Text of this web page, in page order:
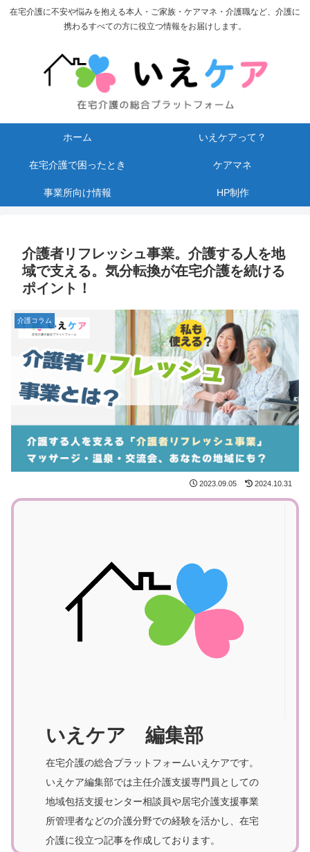
在宅介護に不安や悩みを抱える本人・ご家族・ケアマネ・介護職など、介護に
携わるすべての方に役立つ情報をお届けします。
ホーム いえケアって？
在宅介護で困ったとき ケアマネ
事業所向け情報 HP制作
介護者リフレッシュ事業。介護する人を地
域で支える。気分転換が在宅介護を続ける
ポイント！
介護コラム
2023.09.05 2024.10.31
いえケア 編集部
在宅介護の総合プラットフォームいえケアです。
いえケア編集部では主任介護支援専門員としての
地域包括支援センター相談員や居宅介護支援事業
所管理者などの介護分野での経験を活かし、在宅
介護に役立つ記事を作成しております。